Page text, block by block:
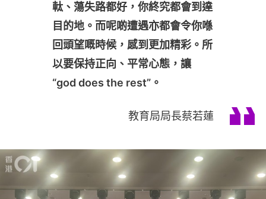
軚、蕩失路都好，你終究都會到達
目的地。而呢啲遭遇亦都會令你喺
回頭望嘅時候，感到更加精彩。所
以要保持正向、平常心態，讓
“god does the rest”。
教育局局長蔡若蓮